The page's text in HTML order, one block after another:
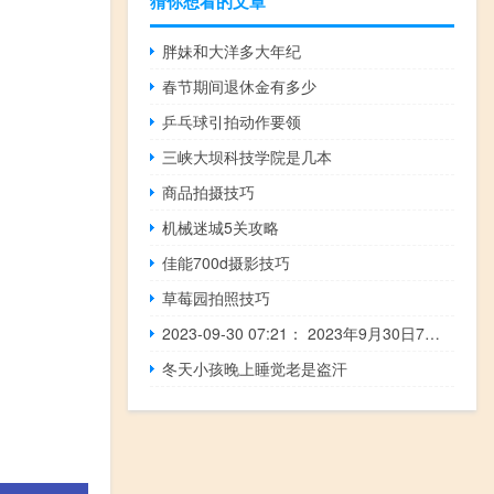
胖妹和大洋多大年纪
春节期间退休金有多少
乒乓球引拍动作要领
三峡大坝科技学院是几本
商品拍摄技巧
机械迷城5关攻略
佳能700d摄影技巧
草莓园拍照技巧
2023-09-30 07:21： 2023年9月30日7时14分，G25长深高速连云港段由于车流量大，关闭花果山机场双向、灌云南往连云港方向入口。 ​​​
冬天小孩晚上睡觉老是盗汗